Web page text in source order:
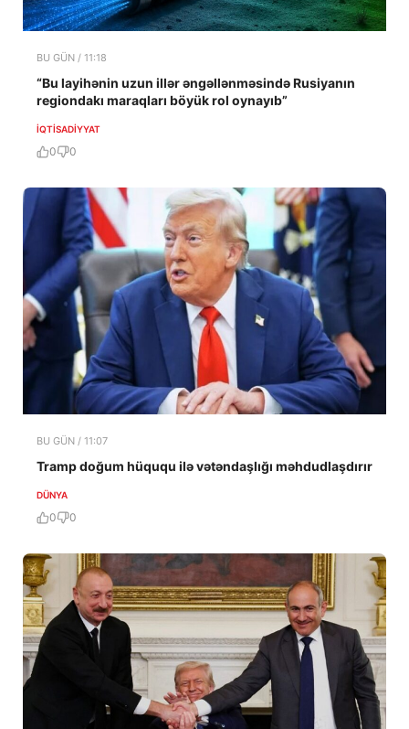
BU GÜN / 11:18
“Bu layihənin uzun illər əngəllənməsində Rusiyanın
regiondakı maraqları böyük rol oynayıb”
İQTISADIYYAT
0 0
BU GÜN / 11:07
Tramp doğum hüququ ilə vətəndaşlığı məhdudlaşdırır
DÜNYA
0 0